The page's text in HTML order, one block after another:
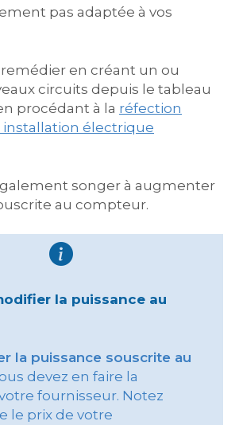
pas adaptée à vos
en créant un ou
circuits depuis le tableau
procédant à la réfection
électrique
songer à augmenter
au compteur.
la puissance au
la puissance souscrite au
devez en faire la
fournisseur. Notez
le prix de votre